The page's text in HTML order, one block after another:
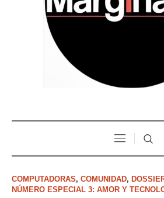
COMPUTADORAS, COMUNIDAD,
NÚMERO ESPECIAL 3: AMOR Y